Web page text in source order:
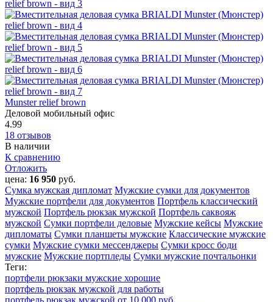
Munster relief brown
Деловой мобильный офис
4.99
18 отзывов
В наличии
К сравнению
Отложить
цена: 16 950 руб.
Сумка мужская дипломат Мужские сумки для документов
Мужские портфели для документов Портфель классический
мужской Портфель рюкзак мужской Портфель саквояж
мужской Сумки портфели деловые Мужские кейсы Мужские
дипломаты Сумки планшеты мужские Классические мужские
сумки Мужские сумки мессенджеры Сумки кросс боди
мужские Мужские портпледы Сумки мужские почтальонки
Теги:
портфели рюкзаки мужские хорошие
портфель рюкзак мужской для работы
портфель рюкзак мужской от 10 000 руб.